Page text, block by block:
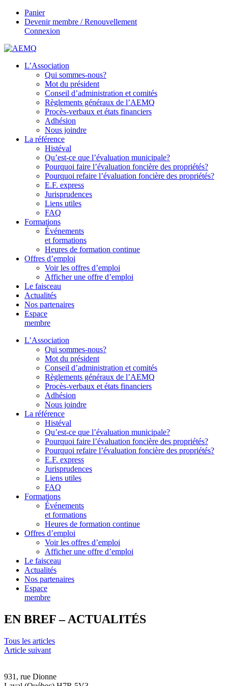
Panier
Devenir membre / Renouvellement
Connexion
L’Association
Qui sommes-nous?
Mot du président
Conseil d’administration et comités
Règlements généraux de l’AEMQ
Procès-verbaux et états financiers
Adhésion
Nous joindre
La référence
Histéval
Qu’est-ce que l’évaluation municipale?
Pourquoi faire l’évaluation foncière des propriétés?
Pourquoi refaire l’évaluation foncière des propriétés?
E.F. express
Jurisprudences
Liens utiles
FAQ
Formations
Événements
et formations
Heures de formation continue
Offres d’emploi
Voir les offres d’emploi
Afficher une offre d’emploi
Le faisceau
Actualités
Nos partenaires
Espace
membre
L’Association
Qui sommes-nous?
Mot du président
Conseil d’administration et comités
Règlements généraux de l’AEMQ
Procès-verbaux et états financiers
Adhésion
Nous joindre
La référence
Histéval
Qu’est-ce que l’évaluation municipale?
Pourquoi faire l’évaluation foncière des propriétés?
Pourquoi refaire l’évaluation foncière des propriétés?
E.F. express
Jurisprudences
Liens utiles
FAQ
Formations
Événements
et formations
Heures de formation continue
Offres d’emploi
Voir les offres d’emploi
Afficher une offre d’emploi
Le faisceau
Actualités
Nos partenaires
Espace
membre
EN BREF – ACTUALITÉS
Tous les articles
Article suivant
931, rue Dionne